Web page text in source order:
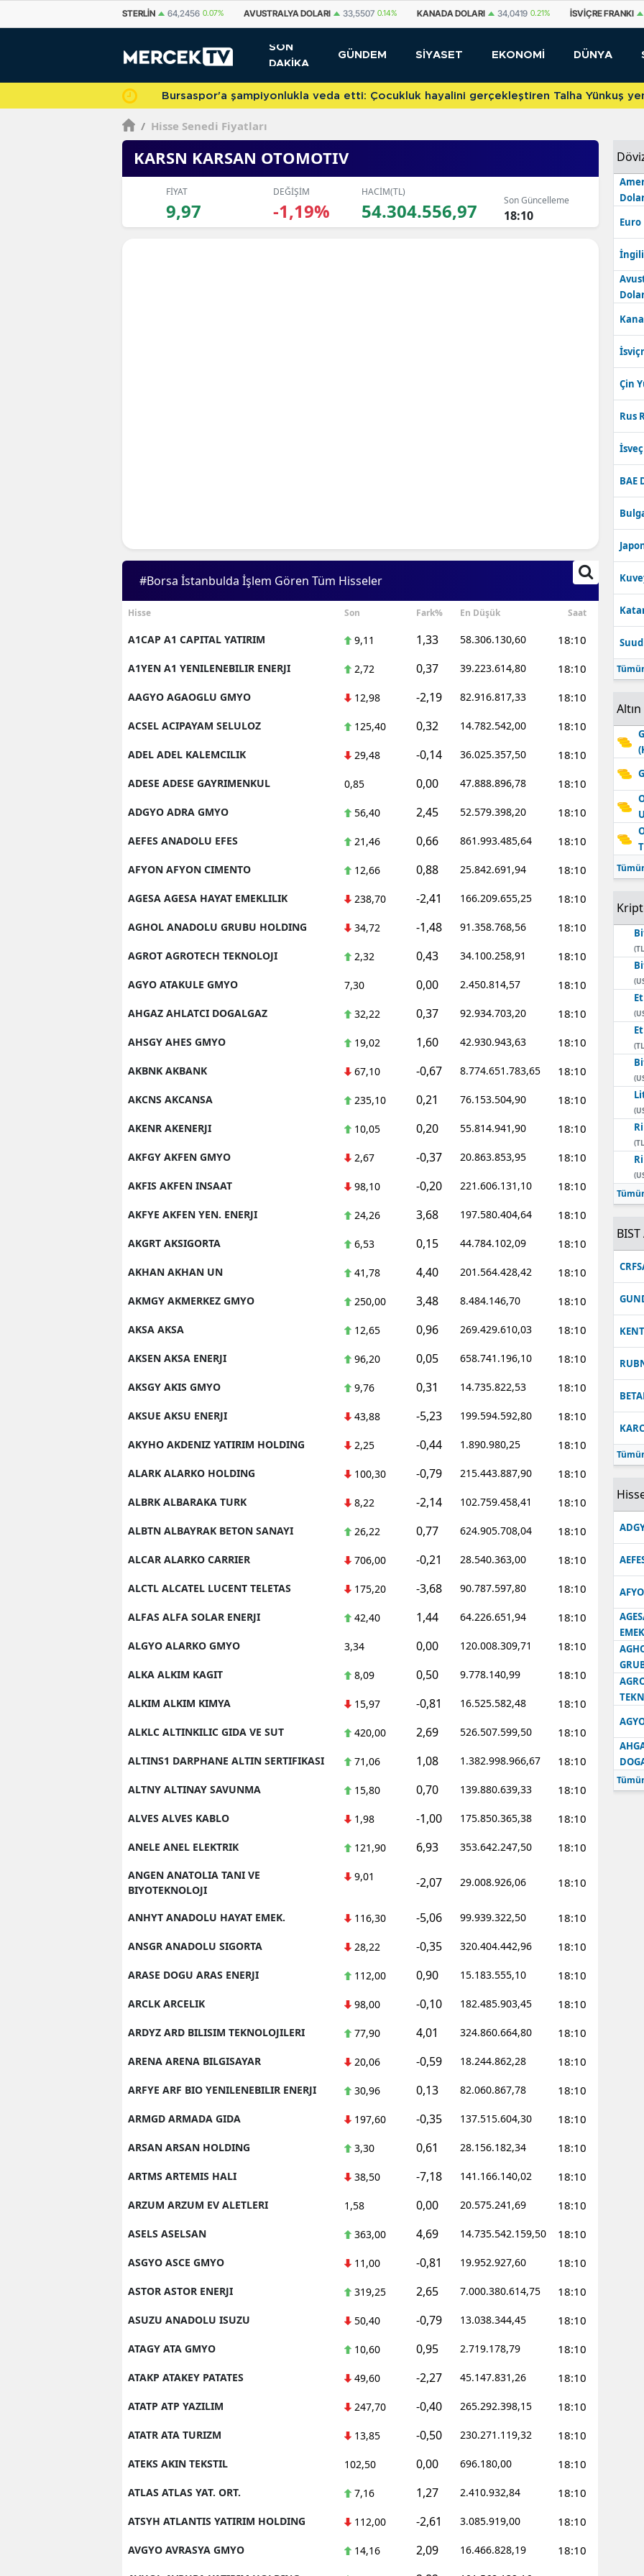
AVUSTRALYA DOLARI 33,5507 0.14% KANADA DOLARI 34,0419 0.21% İSVIÇRE FRANKI 58,7291 0.21% YUAN
SON
DAKİKA
GÜNDEM SİYASET EKONOMİ DÜNYA
Bursaspor'a şampiyonlukla veda etti: Çocukluk hayalini gerçekleştiren Talha Yünkuş yeni
/ Hisse Senedi Fiyatları
KARSN KARSAN OTOMOTIV
FİYAT
9,97
DEĞİŞİM
-1,19%
HACİM(TL)
54.304.556,97 Son Güncelleme
18:10
#Borsa İstanbulda İşlem Gören Tüm Hisseler
Hisse Son Fark% En Düşük Saat
A1CAP A1 CAPITAL YATIRIM 9,11 1,33 58.306.130,60 18:10
A1YEN A1 YENILENEBILIR ENERJI 2,72 0,37 39.223.614,80 18:10
AAGYO AGAOGLU GMYO 12,98 -2,19 82.916.817,33 18:10
ACSEL ACIPAYAM SELULOZ 125,40 0,32 14.782.542,00 18:10
ADEL ADEL KALEMCILIK 29,48 -0,14 36.025.357,50 18:10
ADESE ADESE GAYRIMENKUL 0,85 0,00 47.888.896,78 18:10
ADGYO ADRA GMYO 56,40 2,45 52.579.398,20 18:10
AEFES ANADOLU EFES 21,46 0,66 861.993.485,64 18:10
AFYON AFYON CIMENTO 12,66 0,88 25.842.691,94 18:10
AGESA AGESA HAYAT EMEKLILIK 238,70 -2,41 166.209.655,25 18:10
AGHOL ANADOLU GRUBU HOLDING 34,72 -1,48 91.358.768,56 18:10
AGROT AGROTECH TEKNOLOJI 2,32 0,43 34.100.258,91 18:10
AGYO ATAKULE GMYO 7,30 0,00 2.450.814,57 18:10
AHGAZ AHLATCI DOGALGAZ 32,22 0,37 92.934.703,20 18:10
AHSGY AHES GMYO 19,02 1,60 42.930.943,63 18:10
AKBNK AKBANK 67,10 -0,67 8.774.651.783,65 18:10
AKCNS AKCANSA 235,10 0,21 76.153.504,90 18:10
AKENR AKENERJI 10,05 0,20 55.814.941,90 18:10
AKFGY AKFEN GMYO 2,67 -0,37 20.863.853,95 18:10
AKFIS AKFEN INSAAT 98,10 -0,20 221.606.131,10 18:10
AKFYE AKFEN YEN. ENERJI 24,26 3,68 197.580.404,64 18:10
AKGRT AKSIGORTA 6,53 0,15 44.784.102,09 18:10
AKHAN AKHAN UN 41,78 4,40 201.564.428,42 18:10
AKMGY AKMERKEZ GMYO 250,00 3,48 8.484.146,70 18:10
AKSA AKSA 12,65 0,96 269.429.610,03 18:10
AKSEN AKSA ENERJI 96,20 0,05 658.741.196,10 18:10
AKSGY AKIS GMYO 9,76 0,31 14.735.822,53 18:10
AKSUE AKSU ENERJI 43,88 -5,23 199.594.592,80 18:10
AKYHO AKDENIZ YATIRIM HOLDING 2,25 -0,44 1.890.980,25 18:10
ALARK ALARKO HOLDING 100,30 -0,79 215.443.887,90 18:10
ALBRK ALBARAKA TURK 8,22 -2,14 102.759.458,41 18:10
ALBTN ALBAYRAK BETON SANAYI 26,22 0,77 624.905.708,04 18:10
ALCAR ALARKO CARRIER 706,00 -0,21 28.540.363,00 18:10
ALCTL ALCATEL LUCENT TELETAS 175,20 -3,68 90.787.597,80 18:10
ALFAS ALFA SOLAR ENERJI 42,40 1,44 64.226.651,94 18:10
ALGYO ALARKO GMYO 3,34 0,00 120.008.309,71 18:10
ALKA ALKIM KAGIT 8,09 0,50 9.778.140,99 18:10
ALKIM ALKIM KIMYA 15,97 -0,81 16.525.582,48 18:10
ALKLC ALTINKILIC GIDA VE SUT 420,00 2,69 526.507.599,50 18:10
ALTINS1 DARPHANE ALTIN SERTIFIKASI 71,06 1,08 1.382.998.966,67 18:10
ALTNY ALTINAY SAVUNMA 15,80 0,70 139.880.639,33 18:10
ALVES ALVES KABLO 1,98 -1,00 175.850.365,38 18:10
ANELE ANEL ELEKTRIK 121,90 6,93 353.642.247,50 18:10
ANGEN ANATOLIA TANI VE
BIYOTEKNOLOJI
9,01 -2,07 29.008.926,06 18:10
ANHYT ANADOLU HAYAT EMEK. 116,30 -5,06 99.939.322,50 18:10
ANSGR ANADOLU SIGORTA 28,22 -0,35 320.404.442,96 18:10
ARASE DOGU ARAS ENERJI 112,00 0,90 15.183.555,10 18:10
ARCLK ARCELIK 98,00 -0,10 182.485.903,45 18:10
ARDYZ ARD BILISIM TEKNOLOJILERI 77,90 4,01 324.860.664,80 18:10
ARENA ARENA BILGISAYAR 20,06 -0,59 18.244.862,28 18:10
ARFYE ARF BIO YENILENEBILIR ENERJI 30,96 0,13 82.060.867,78 18:10
ARMGD ARMADA GIDA 197,60 -0,35 137.515.604,30 18:10
ARSAN ARSAN HOLDING 3,30 0,61 28.156.182,34 18:10
ARTMS ARTEMIS HALI 38,50 -7,18 141.166.140,02 18:10
ARZUM ARZUM EV ALETLERI 1,58 0,00 20.575.241,69 18:10
ASELS ASELSAN 363,00 4,69 14.735.542.159,50 18:10
ASGYO ASCE GMYO 11,00 -0,81 19.952.927,60 18:10
ASTOR ASTOR ENERJI 319,25 2,65 7.000.380.614,75 18:10
ASUZU ANADOLU ISUZU 50,40 -0,79 13.038.344,45 18:10
ATAGY ATA GMYO 10,60 0,95 2.719.178,79 18:10
ATAKP ATAKEY PATATES 49,60 -2,27 45.147.831,26 18:10
ATATP ATP YAZILIM 247,70 -0,40 265.292.398,15 18:10
ATATR ATA TURIZM 13,85 -0,50 230.271.119,32 18:10
ATEKS AKIN TEKSTIL 102,50 0,00 696.180,00 18:10
ATLAS ATLAS YAT. ORT. 7,16 1,27 2.410.932,84 18:10
ATSYH ATLANTIS YATIRIM HOLDING 112,00 -2,61 3.085.919,00 18:10
AVGYO AVRASYA GMYO 14,16 2,09 16.466.828,19 18:10
Euro
Çin
Rus
BAE
Altın
KENT